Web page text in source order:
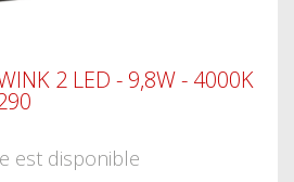
2 LED - 9,8W - 4000K
est disponible